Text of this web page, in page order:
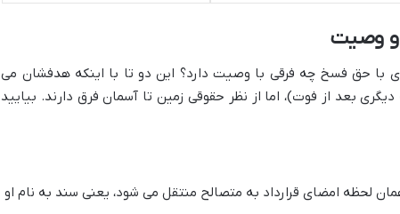
وصیت
با حق فسخ چه فرقی با وصیت دارد؟ این دو تا با اینکه هدفشان می
بعد از فوت)، اما از نظر حقوقی زمین تا آسمان فرق دارند. بیایید
لحظه امضای قرارداد به متصالح منتقل می شود، یعنی سند به نام او